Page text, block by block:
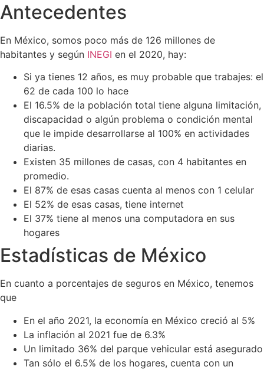
Antecedentes
En México, somos poco más de 126 millones de
habitantes y según INEGI en el 2020, hay:
Si ya tienes 12 años, es muy probable que trabajes: el
62 de cada 100 lo hace
El 16.5% de la población total tiene alguna limitación,
discapacidad o algún problema o condición mental
que le impide desarrollarse al 100% en actividades
diarias.
Existen 35 millones de casas, con 4 habitantes en
promedio.
El 87% de esas casas cuenta al menos con 1 celular
El 52% de esas casas, tiene internet
El 37% tiene al menos una computadora en sus
hogares
Estadísticas de México
En cuanto a porcentajes de seguros en México, tenemos
que
En el año 2021, la economía en México creció al 5%
La inflación al 2021 fue de 6.3%
Un limitado 36% del parque vehicular está asegurado
Tan sólo el 6.5% de los hogares, cuenta con un